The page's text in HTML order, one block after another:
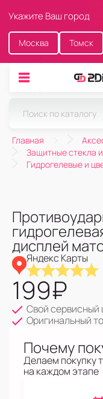
Укажите Ваш город
Москва Томск
Главная
Защитные стекла
Гидрогелевые и
дисплей
Яндекс Карты
199₽
Свой сервисный
Оригинальный
Почему
Делаем покупку
на каждом этапе